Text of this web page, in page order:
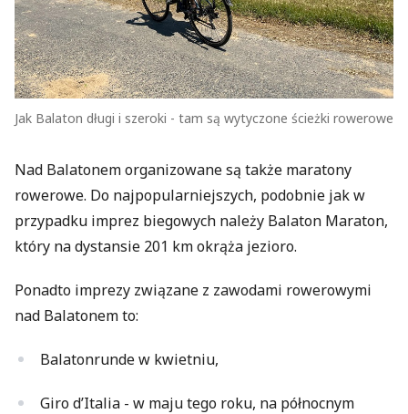
Jak Balaton długi i szeroki - tam są wytyczone ścieżki rowerowe
Nad Balatonem organizowane są także maratony
rowerowe. Do najpopularniejszych, podobnie jak w
przypadku imprez biegowych należy Balaton Maraton,
który na dystansie 201 km okrąża jezioro.
Ponadto imprezy związane z zawodami rowerowymi
nad Balatonem to:
Balatonrunde w kwietniu,
Giro d’Italia - w maju tego roku, na północnym